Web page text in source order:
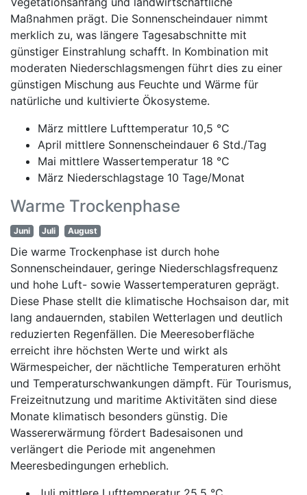
Maßnahmen prägt. Die Sonnenscheindauer nimmt
merklich zu, was längere Tagesabschnitte mit
günstiger Einstrahlung schafft. In Kombination mit
moderaten Niederschlagsmengen führt dies zu einer
günstigen Mischung aus Feuchte und Wärme für
natürliche und kultivierte Ökosysteme.
März mittlere Lufttemperatur 10,5 °C
April mittlere Sonnenscheindauer 6 Std./Tag
Mai mittlere Wassertemperatur 18 °C
März Niederschlagstage 10 Tage/Monat
Warme Trockenphase
Juni Juli August
Die warme Trockenphase ist durch hohe
Sonnenscheindauer, geringe Niederschlagsfrequenz
und hohe Luft- sowie Wassertemperaturen geprägt.
Diese Phase stellt die klimatische Hochsaison dar, mit
lang andauernden, stabilen Wetterlagen und deutlich
reduzierten Regenfällen. Die Meeresoberfläche
erreicht ihre höchsten Werte und wirkt als
Wärmespeicher, der nächtliche Temperaturen erhöht
und Temperaturschwankungen dämpft. Für Tourismus,
Freizeitnutzung und maritime Aktivitäten sind diese
Monate klimatisch besonders günstig. Die
Wassererwärmung fördert Badesaisonen und
verlängert die Periode mit angenehmen
Meeresbedingungen erheblich.